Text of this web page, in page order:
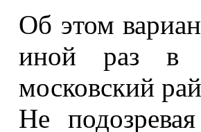
Об этом
иной раз в
московский
Не